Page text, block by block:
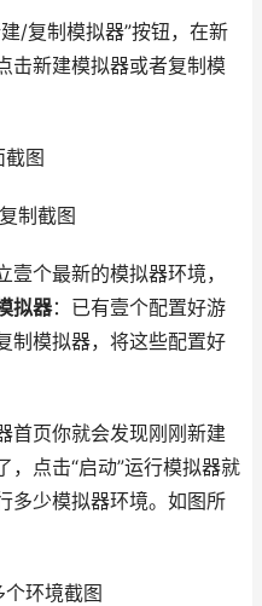
/复制模拟器”按钮，在新
击新建模拟器或者复制模
图
制截图
壹个最新的模拟器环境，
拟器：已有壹个配置好游
制模拟器，将这些配置好
首页你就会发现刚刚新建
，点击“启动”运行模拟器就
多少模拟器环境。如图所
环境截图